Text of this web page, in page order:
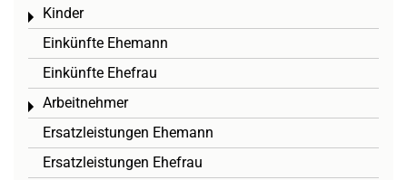
Kinder
Toggle menu
Einkünfte Ehemann
Einkünfte Ehefrau
Arbeitnehmer
Toggle menu
Ersatzleistungen Ehemann
Ersatzleistungen Ehefrau